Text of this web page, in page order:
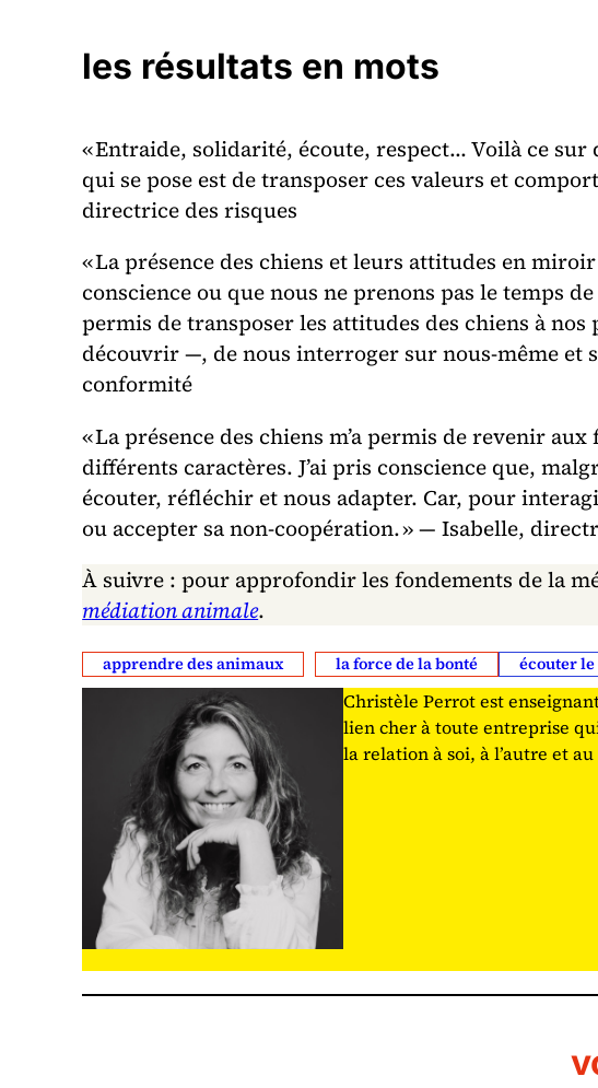
les résultats en mots
« Entraide, solidarité, écoute, respect… Voilà ce
qui se pose est de transposer ces valeurs et
directrice des risques
« La présence des chiens et leurs attitudes en
conscience ou que nous ne prenons pas le temps
permis de transposer les attitudes des chiens à
découvrir —, de nous interroger sur nous-même et
conformité
« La présence des chiens m’a permis de revenir
différents caractères. J’ai pris conscience que,
écouter, réfléchir et nous adapter. Car, pour
ou accepter sa non-coopération. » — Isabelle,
À suivre : pour approfondir les fondements de la
médiation animale.
apprendre des animaux la force de la bonté écouter
Christèle Perrot est
lien cher à toute entreprise
la relation à soi, à l’autre et